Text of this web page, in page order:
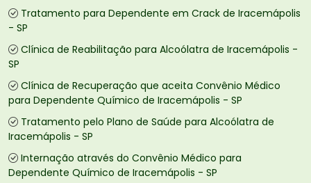
Tratamento para Dependente em Crack de Iracemápolis
- SP
Clínica de Reabilitação para Alcoólatra de Iracemápolis -
SP
Clínica de Recuperação que aceita Convênio Médico
para Dependente Químico de Iracemápolis - SP
Tratamento pelo Plano de Saúde para Alcoólatra de
Iracemápolis - SP
Internação através do Convênio Médico para
Dependente Químico de Iracemápolis - SP